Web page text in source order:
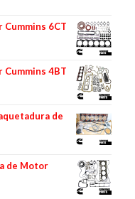
Cummins 6CT
Cummins 4BT
de
de Motor